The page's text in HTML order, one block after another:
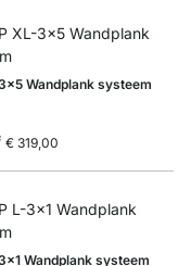
Wandplank systeem
€ 319,00
Wandplank systeem